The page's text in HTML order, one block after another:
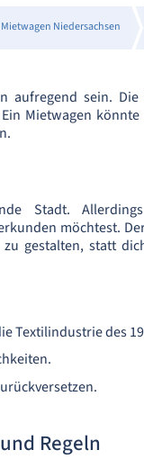
Mietwagen Niedersachsen
aufregend sein.
Mietwagen
Stadt.
möchtest.
gestalten, statt
Textilindustrie des
Regeln